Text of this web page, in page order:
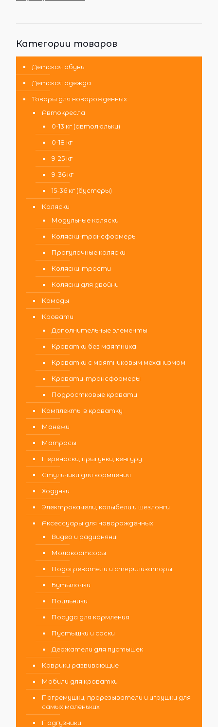
Категории товаров
Детская обувь
Детская одежда
Товары для новорожденных
Автокресла
0-13 кг (автолюльки)
0-18 кг
9-25 кг
9-36 кг
15-36 кг (бустеры)
Коляски
Модульные коляски
Коляски-трансформеры
Прогулочные коляски
Коляски-трости
Коляски для двойни
Комоды
Кровати
Дополнительные элементы
Кроватки без маятника
Кроватки с маятниковым механизмом
Кровати-трансформеры
Подростковые кровати
Комплекты в кроватку
Манежи
Матрасы
Переноски, прыгунки, кенгуру
Стульчики для кормления
Ходунки
Электрокачели, колыбели и шезлонги
Аксессуары для новорожденных
Видео и радионяни
Молокоотсосы
Подогреватели и стерилизаторы
Бутылочки
Поильники
Посуда для кормления
Пустышки и соски
Держатели для пустышек
Коврики развивающие
Мобили для кроватки
Погремушки, прорезыватели и игрушки для
самых маленьких
Подгузники